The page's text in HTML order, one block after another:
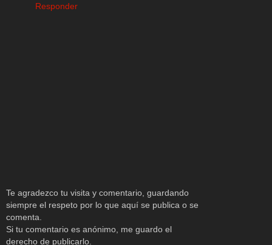
Responder
Te agradezco tu visita y comentario, guardando
siempre el respeto por lo que aquí se publica o se
comenta.
Si tu comentario es anónimo, me guardo el
derecho de publicarlo.